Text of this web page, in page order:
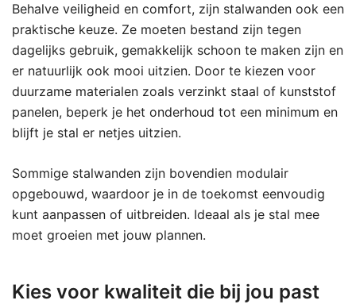
Behalve veiligheid en comfort, zijn stalwanden ook een
praktische keuze. Ze moeten bestand zijn tegen
dagelijks gebruik, gemakkelijk schoon te maken zijn en
er natuurlijk ook mooi uitzien. Door te kiezen voor
duurzame materialen zoals verzinkt staal of kunststof
panelen, beperk je het onderhoud tot een minimum en
blijft je stal er netjes uitzien.
Sommige stalwanden zijn bovendien modulair
opgebouwd, waardoor je in de toekomst eenvoudig
kunt aanpassen of uitbreiden. Ideaal als je stal mee
moet groeien met jouw plannen.
Kies voor kwaliteit die bij jou past